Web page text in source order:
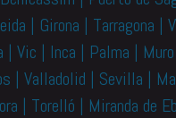
| Girona | Tarragona |
| Vic | Inca | Palma |
| Valladolid | Sevilla |
| Torelló | Miranda de